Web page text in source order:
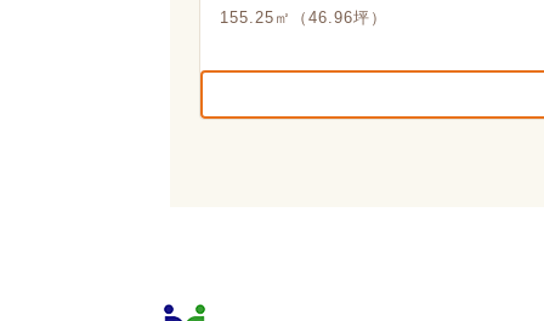
155.25㎡（46.96坪）